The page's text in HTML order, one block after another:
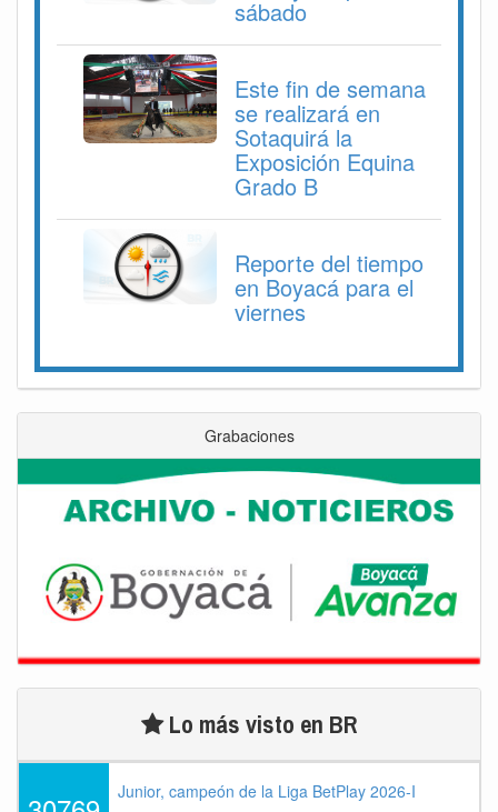
sábado
Este fin de semana
se realizará en
Sotaquirá la
Exposición Equina
Grado B
Reporte del tiempo
en Boyacá para el
viernes
Grabaciones
Lo más visto en BR
Junior, campeón de la Liga BetPlay 2026-I